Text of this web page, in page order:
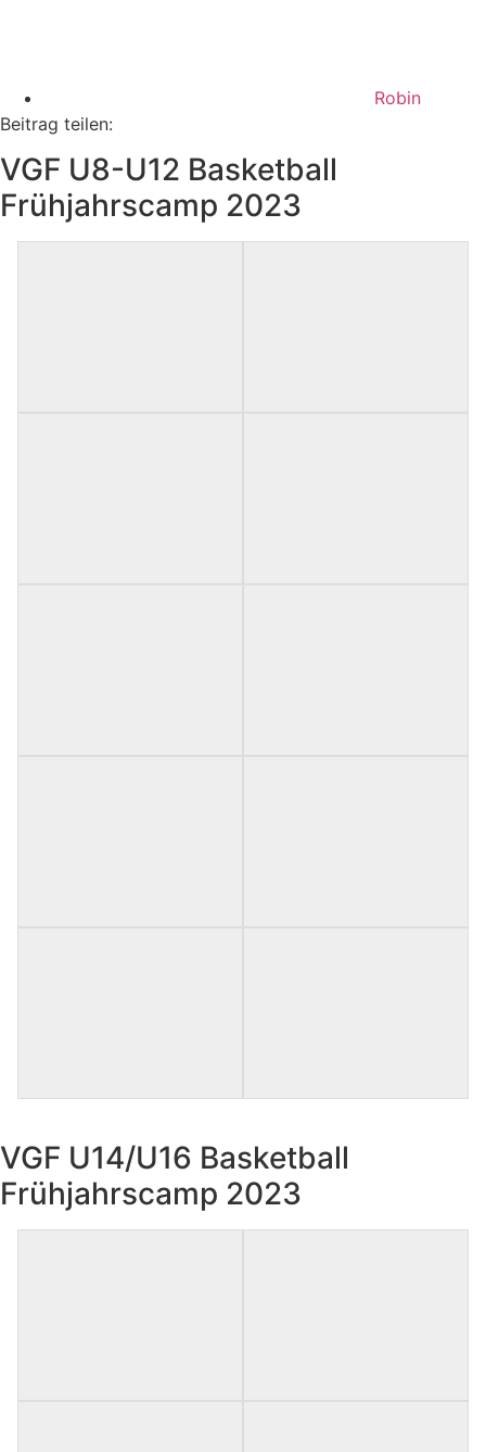
Robin
Beitrag teilen:
VGF U8-U12 Basketball
Frühjahrscamp 2023
VGF U14/U16 Basketball
Frühjahrscamp 2023